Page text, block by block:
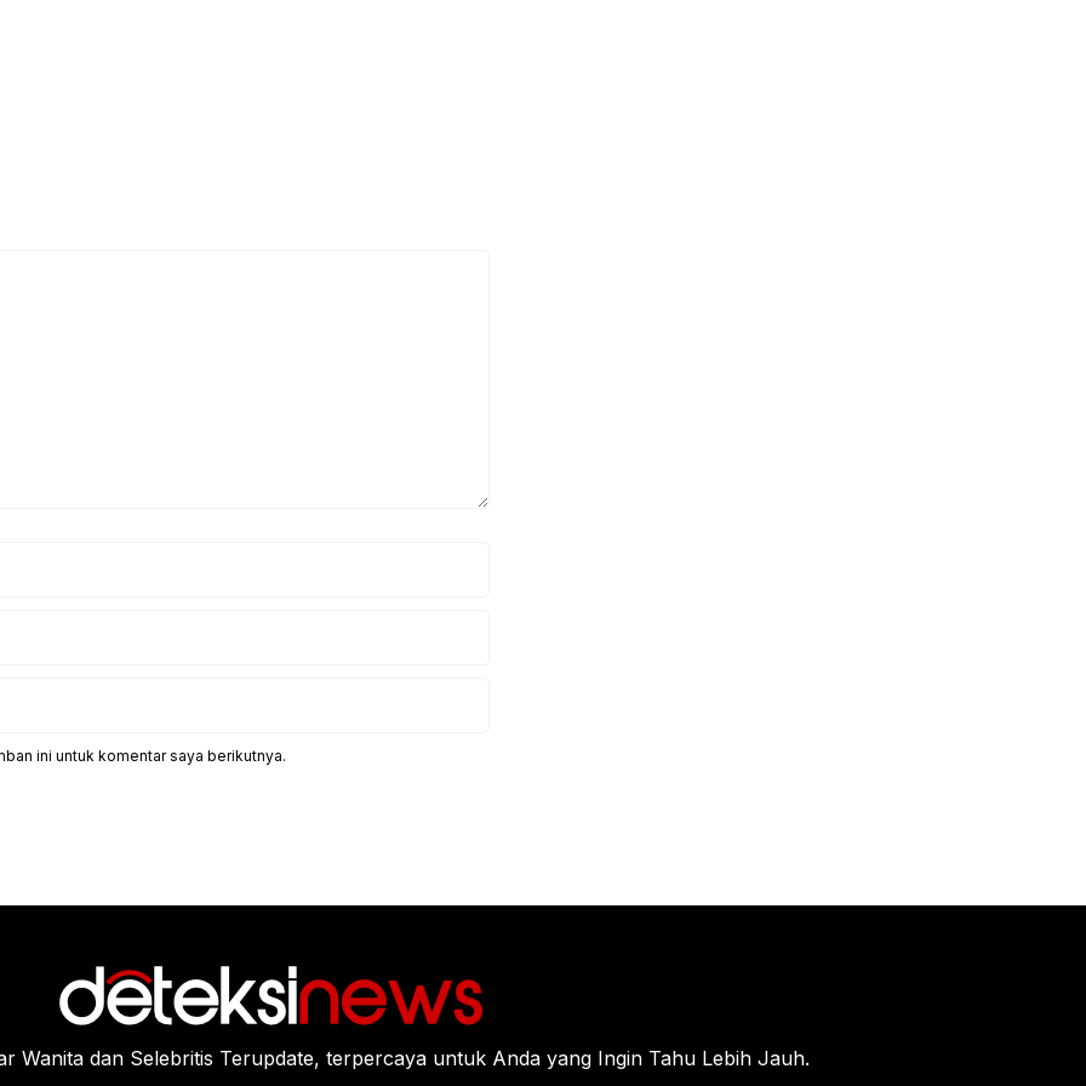
ini untuk komentar saya berikutnya.
Wanita dan Selebritis Terupdate, terpercaya untuk Anda yang Ingin Tahu Lebih Jauh.